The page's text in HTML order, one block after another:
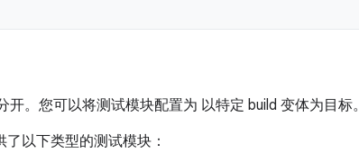
开。您可以将测试模块配置为 以特定 build 变体为目标。
以下类型的测试模块：